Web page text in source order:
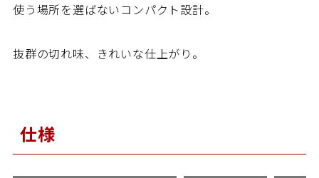
使う場所を選ばないコンパクト設計。
抜群の切れ味、きれいな仕上がり。
仕様
商品Q&A
営業所